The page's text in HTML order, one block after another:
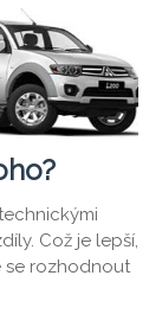
Což je lepší,
se rozhodnout